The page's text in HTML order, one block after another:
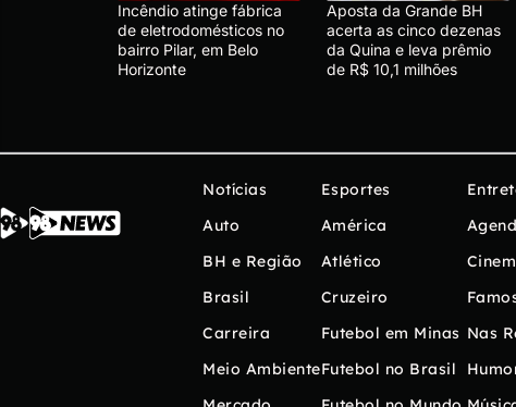
Incêndio atinge fábrica
de eletrodomésticos no
bairro Pilar, em Belo
Horizonte
Aposta da Grande BH
acerta as cinco dezenas
da Quina e leva prêmio
de R$ 10,1 milhões
Notícias
Auto
BH e Região
Brasil
Carreira
Meio Ambiente
Esportes
América
Atlético
Cruzeiro
Futebol em Minas
Futebol no Brasil
Nas